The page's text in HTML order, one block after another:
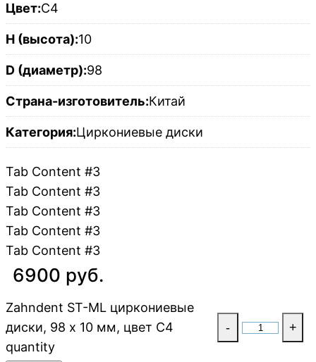
Цвет:C4
H (высота):10
D (диаметр):98
Страна-изготовитель:Китай
Категория:Циркониевые диски
Tab Content #3
Tab Content #3
Tab Content #3
Tab Content #3
Tab Content #3
6900 руб.
Zahndent ST-ML циркониевые
диски, 98 х 10 мм, цвет C4
quantity
- +